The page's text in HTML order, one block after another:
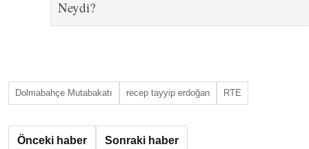
Dolmabahçe Mutabakatı recep tayyip erdoğan RTE
Önceki haber Sonraki haber